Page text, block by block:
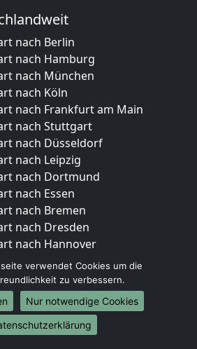
nach Berlin
nach Hamburg
nach München
nach Köln
nach Frankfurt am Main
nach Stuttgart
nach Düsseldorf
nach Leipzig
nach Dortmund
nach Essen
nach Bremen
nach Dresden
nach Hannover
nach Nürnberg
nach Duisburg
nach Bochum
nach Wuppertal
nach Bielefeld
verwendet Cookies um die
zu verbessern.
Nur notwendige Cookies